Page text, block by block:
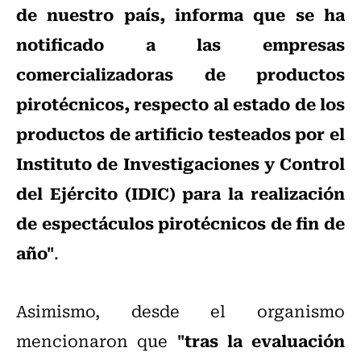
de nuestro país, informa que se ha
notificado a las empresas
comercializadoras de productos
pirotécnicos, respecto al estado de los
productos de artificio testeados por el
Instituto de Investigaciones y Control
del Ejército (IDIC) para la realización
de espectáculos pirotécnicos de fin de
año".
Asimismo, desde el organismo
mencionaron que "tras la evaluación